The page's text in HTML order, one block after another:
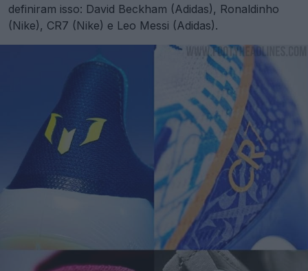
definiram isso: David Beckham (Adidas), Ronaldinho
(Nike), CR7 (Nike) e Leo Messi (Adidas).